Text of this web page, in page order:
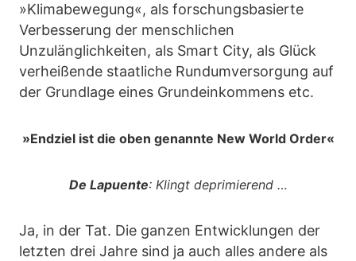
»Klimabewegung«, als forschungsbasierte
Verbesserung der menschlichen
Unzulänglichkeiten, als Smart City, als Glück
verheißende staatliche Rundumversorgung auf
der Grundlage eines Grundeinkommens etc.
»Endziel ist die oben genannte New World Order«
De Lapuente: Klingt deprimierend …
Ja, in der Tat. Die ganzen Entwicklungen der
letzten drei Jahre sind ja auch alles andere als